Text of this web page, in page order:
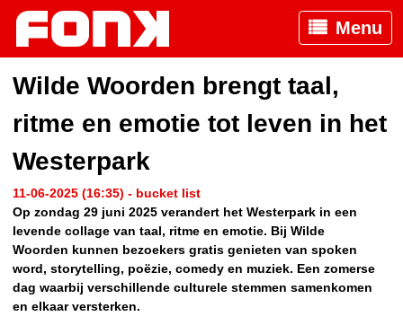
Menu
Wilde Woorden brengt taal,
ritme en emotie tot leven in het
Westerpark
11-06-2025 (16:35) - bucket list
Op zondag 29 juni 2025 verandert het Westerpark in een
levende collage van taal, ritme en emotie. Bij Wilde
Woorden kunnen bezoekers gratis genieten van spoken
word, storytelling, poëzie, comedy en muziek. Een zomerse
dag waarbij verschillende culturele stemmen samenkomen
en elkaar versterken.